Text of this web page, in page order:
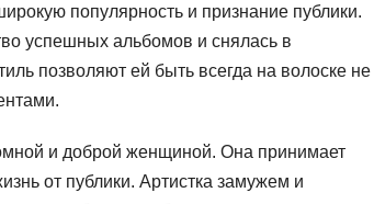
популярность и признание публики.
успешных альбомов и снялась в
позволяют ей быть всегда на волоске не
и доброй женщиной. Она принимает
от публики. Артистка замужем и